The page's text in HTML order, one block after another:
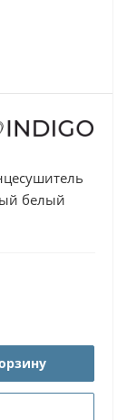
белый